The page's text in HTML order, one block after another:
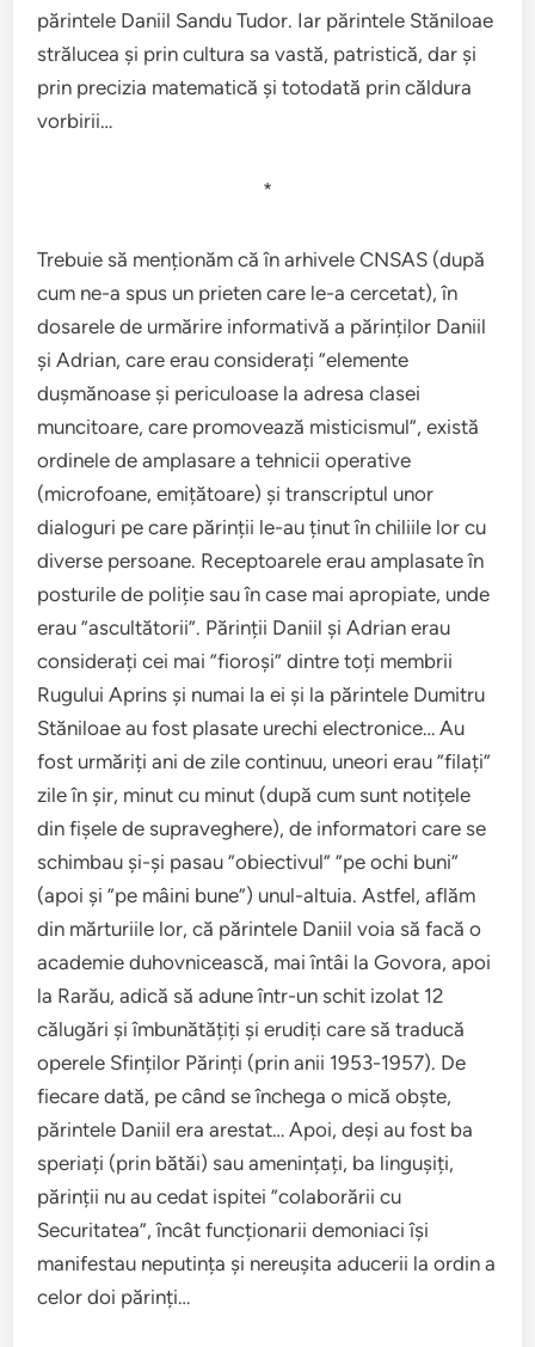
părintele Daniil Sandu Tudor. Iar părintele Stăniloae
strălucea și prin cultura sa vastă, patristică, dar și
prin precizia matematică și totodată prin căldura
vorbirii…
*
Trebuie să menționăm că în arhivele CNSAS (după
cum ne-a spus un prieten care le-a cercetat), în
dosarele de urmărire informativă a părinților Daniil
și Adrian, care erau considerați ”elemente
dușmănoase și periculoase la adresa clasei
muncitoare, care promovează misticismul”, există
ordinele de amplasare a tehnicii operative
(microfoane, emițătoare) și transcriptul unor
dialoguri pe care părinții le-au ținut în chiliile lor cu
diverse persoane. Receptoarele erau amplasate în
posturile de poliție sau în case mai apropiate, unde
erau ”ascultătorii”. Părinții Daniil și Adrian erau
considerați cei mai ”fioroși” dintre toți membrii
Rugului Aprins și numai la ei și la părintele Dumitru
Stăniloae au fost plasate urechi electronice… Au
fost urmăriți ani de zile continuu, uneori erau ”filați”
zile în șir, minut cu minut (după cum sunt notițele
din fișele de supraveghere), de informatori care se
schimbau și-și pasau ”obiectivul” ”pe ochi buni”
(apoi și ”pe mâini bune”) unul-altuia. Astfel, aflăm
din mărturiile lor, că părintele Daniil voia să facă o
academie duhovnicească, mai întâi la Govora, apoi
la Rarău, adică să adune într-un schit izolat 12
călugări și îmbunătățiți și erudiți care să traducă
operele Sfinților Părinți (prin anii 1953-1957). De
fiecare dată, pe când se închega o mică obște,
părintele Daniil era arestat… Apoi, deși au fost ba
speriați (prin bătăi) sau amenințați, ba lingușiți,
părinții nu au cedat ispitei ”colaborării cu
Securitatea”, încât funcționarii demoniaci își
manifestau neputința și nereușita aducerii la ordin a
celor doi părinți…